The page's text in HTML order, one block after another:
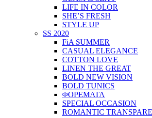
LIFE IN COLOR
SHE’S FRESH
STYLE UP
SS 2020
FiA SUMMER
CASUAL ELEGANCE
COTTON LOVE
LINEN THE GREAT
BOLD NEW VISION
BOLD TUNICS
ΦΟΡΕΜΑΤΑ
SPECIAL OCCASION
ROMANTIC